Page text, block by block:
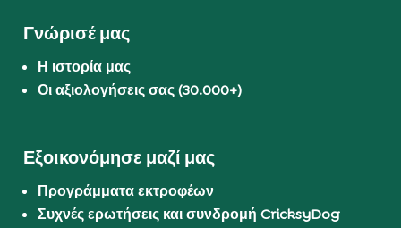
Γνώρισέ μας
Η ιστορία μας
Οι αξιολογήσεις σας (30.000+)
Εξοικονόμησε μαζί μας
Προγράμματα εκτροφέων
Συχνές ερωτήσεις και συνδρομή CricksyDog